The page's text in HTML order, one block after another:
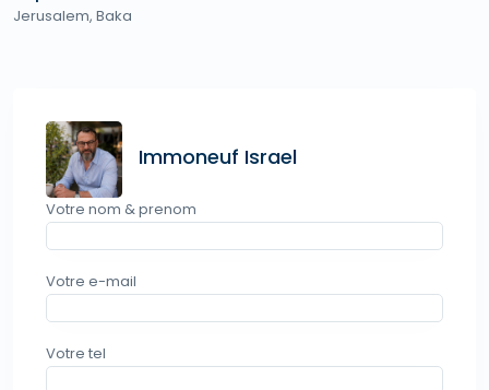
Jerusalem, Baka
Immoneuf Israel
Votre nom & prenom
Votre e-mail
Votre tel